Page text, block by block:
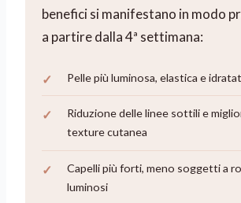
benefici si manifestano in modo
a partire dalla 4ª settimana:
Pelle più luminosa, elastica e
Riduzione delle linee sottili e
texture cutanea
Capelli più forti, meno soggetti a
luminosi